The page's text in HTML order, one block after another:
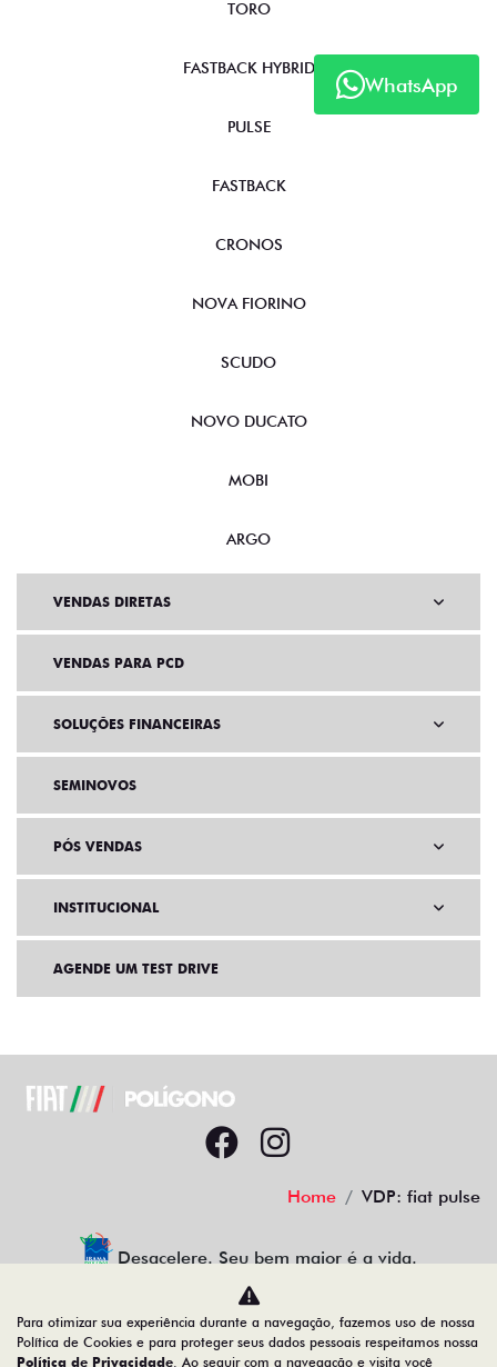
WhatsApp
TORO
FASTBACK HYBRID
PULSE
FASTBACK
CRONOS
NOVA FIORINO
SCUDO
NOVO DUCATO
MOBI
ARGO
VENDAS DIRETAS
VENDAS PARA PCD
SOLUÇÕES FINANCEIRAS
SEMINOVOS
PÓS VENDAS
INSTITUCIONAL
AGENDE UM TEST DRIVE
Home VDP: fiat pulse
Desacelere. Seu bem maior é a vida.
Para otimizar sua experiência durante a navegação, fazemos uso de nossa
Política de Cookies e para proteger seus dados pessoais respeitamos nossa
Política de Privacidade. Ao seguir com a navegação e visita você